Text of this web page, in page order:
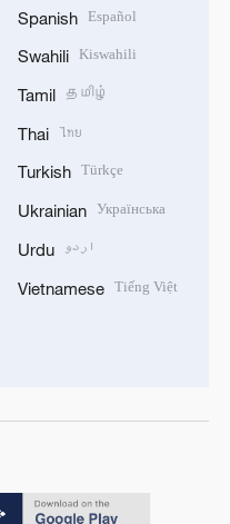
Spanish Español
Swahili Kiswahili
Tamil தமிழ்
Thai ไทย
Turkish Türkçe
Ukrainian Українська
Urdu اردو
Vietnamese Tiếng Việt